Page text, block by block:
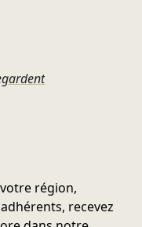
région,
recevez